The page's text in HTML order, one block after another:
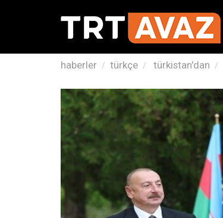
haberler türkçe türkistan'dan